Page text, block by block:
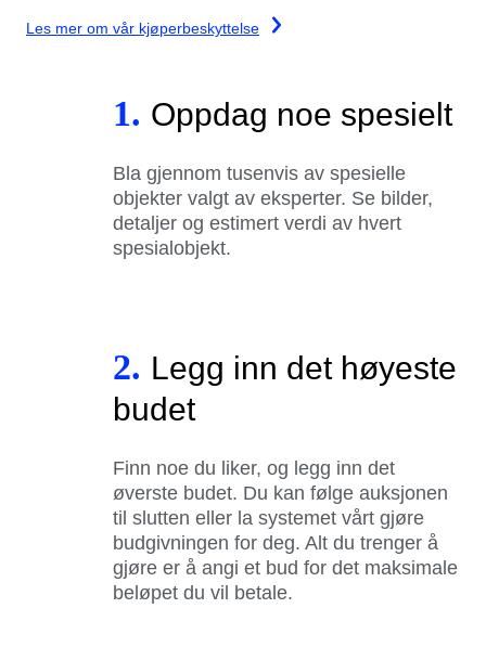
Les mer om vår kjøperbeskyttelse
1. Oppdag noe spesielt
Bla gjennom tusenvis av spesielle
objekter valgt av eksperter. Se bilder,
detaljer og estimert verdi av hvert
spesialobjekt.
2. Legg inn det høyeste
budet
Finn noe du liker, og legg inn det
øverste budet. Du kan følge auksjonen
til slutten eller la systemet vårt gjøre
budgivningen for deg. Alt du trenger å
gjøre er å angi et bud for det maksimale
beløpet du vil betale.